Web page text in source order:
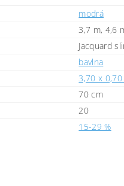
modrá
3,7 m, 4,6
Jacquard
bavlna
3,70 x 0,70
70 cm
20
15-29 %